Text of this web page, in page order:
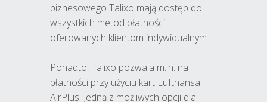
biznesowego Talixo mają dostęp do
wszystkich metod płatności
oferowanych klientom indywidualnym.
Ponadto, Talixo pozwala m.in. na
płatności przy użyciu kart Lufthansa
AirPlus. Jedną z możliwych opcji dla